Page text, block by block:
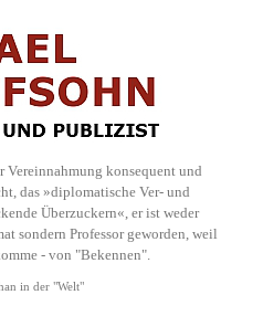
konsequent und
das »diplomatische Ver- und
Überzuckern«, er ist weder
sondern Professor geworden, weil
- von "Bekennen".
in der "Welt"